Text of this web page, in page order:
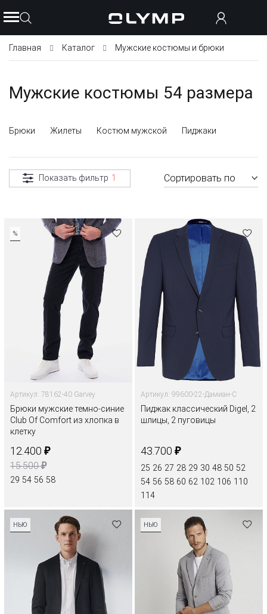
Главная Каталог Мужские костюмы и брюки
Мужские костюмы 54 размера
Брюки Жилеты Костюм мужской Пиджаки
Показать фильтр 1 Сортировать по
%
Артикул: 78162-40 Garvey
Брюки мужские темно-синие
Club Of Comfort из хлопка в
клетку
12.400 ₽
15.500₽
29 54 56 58
Артикул: 99600-22-Дамиан-С
Пиджак классический Digel, 2
шлицы, 2 пуговицы
43.700 ₽
25 26 27 28 29 30 48 50 52
54 56 58 60 62 102 106 110
114
НЬЮ НЬЮ